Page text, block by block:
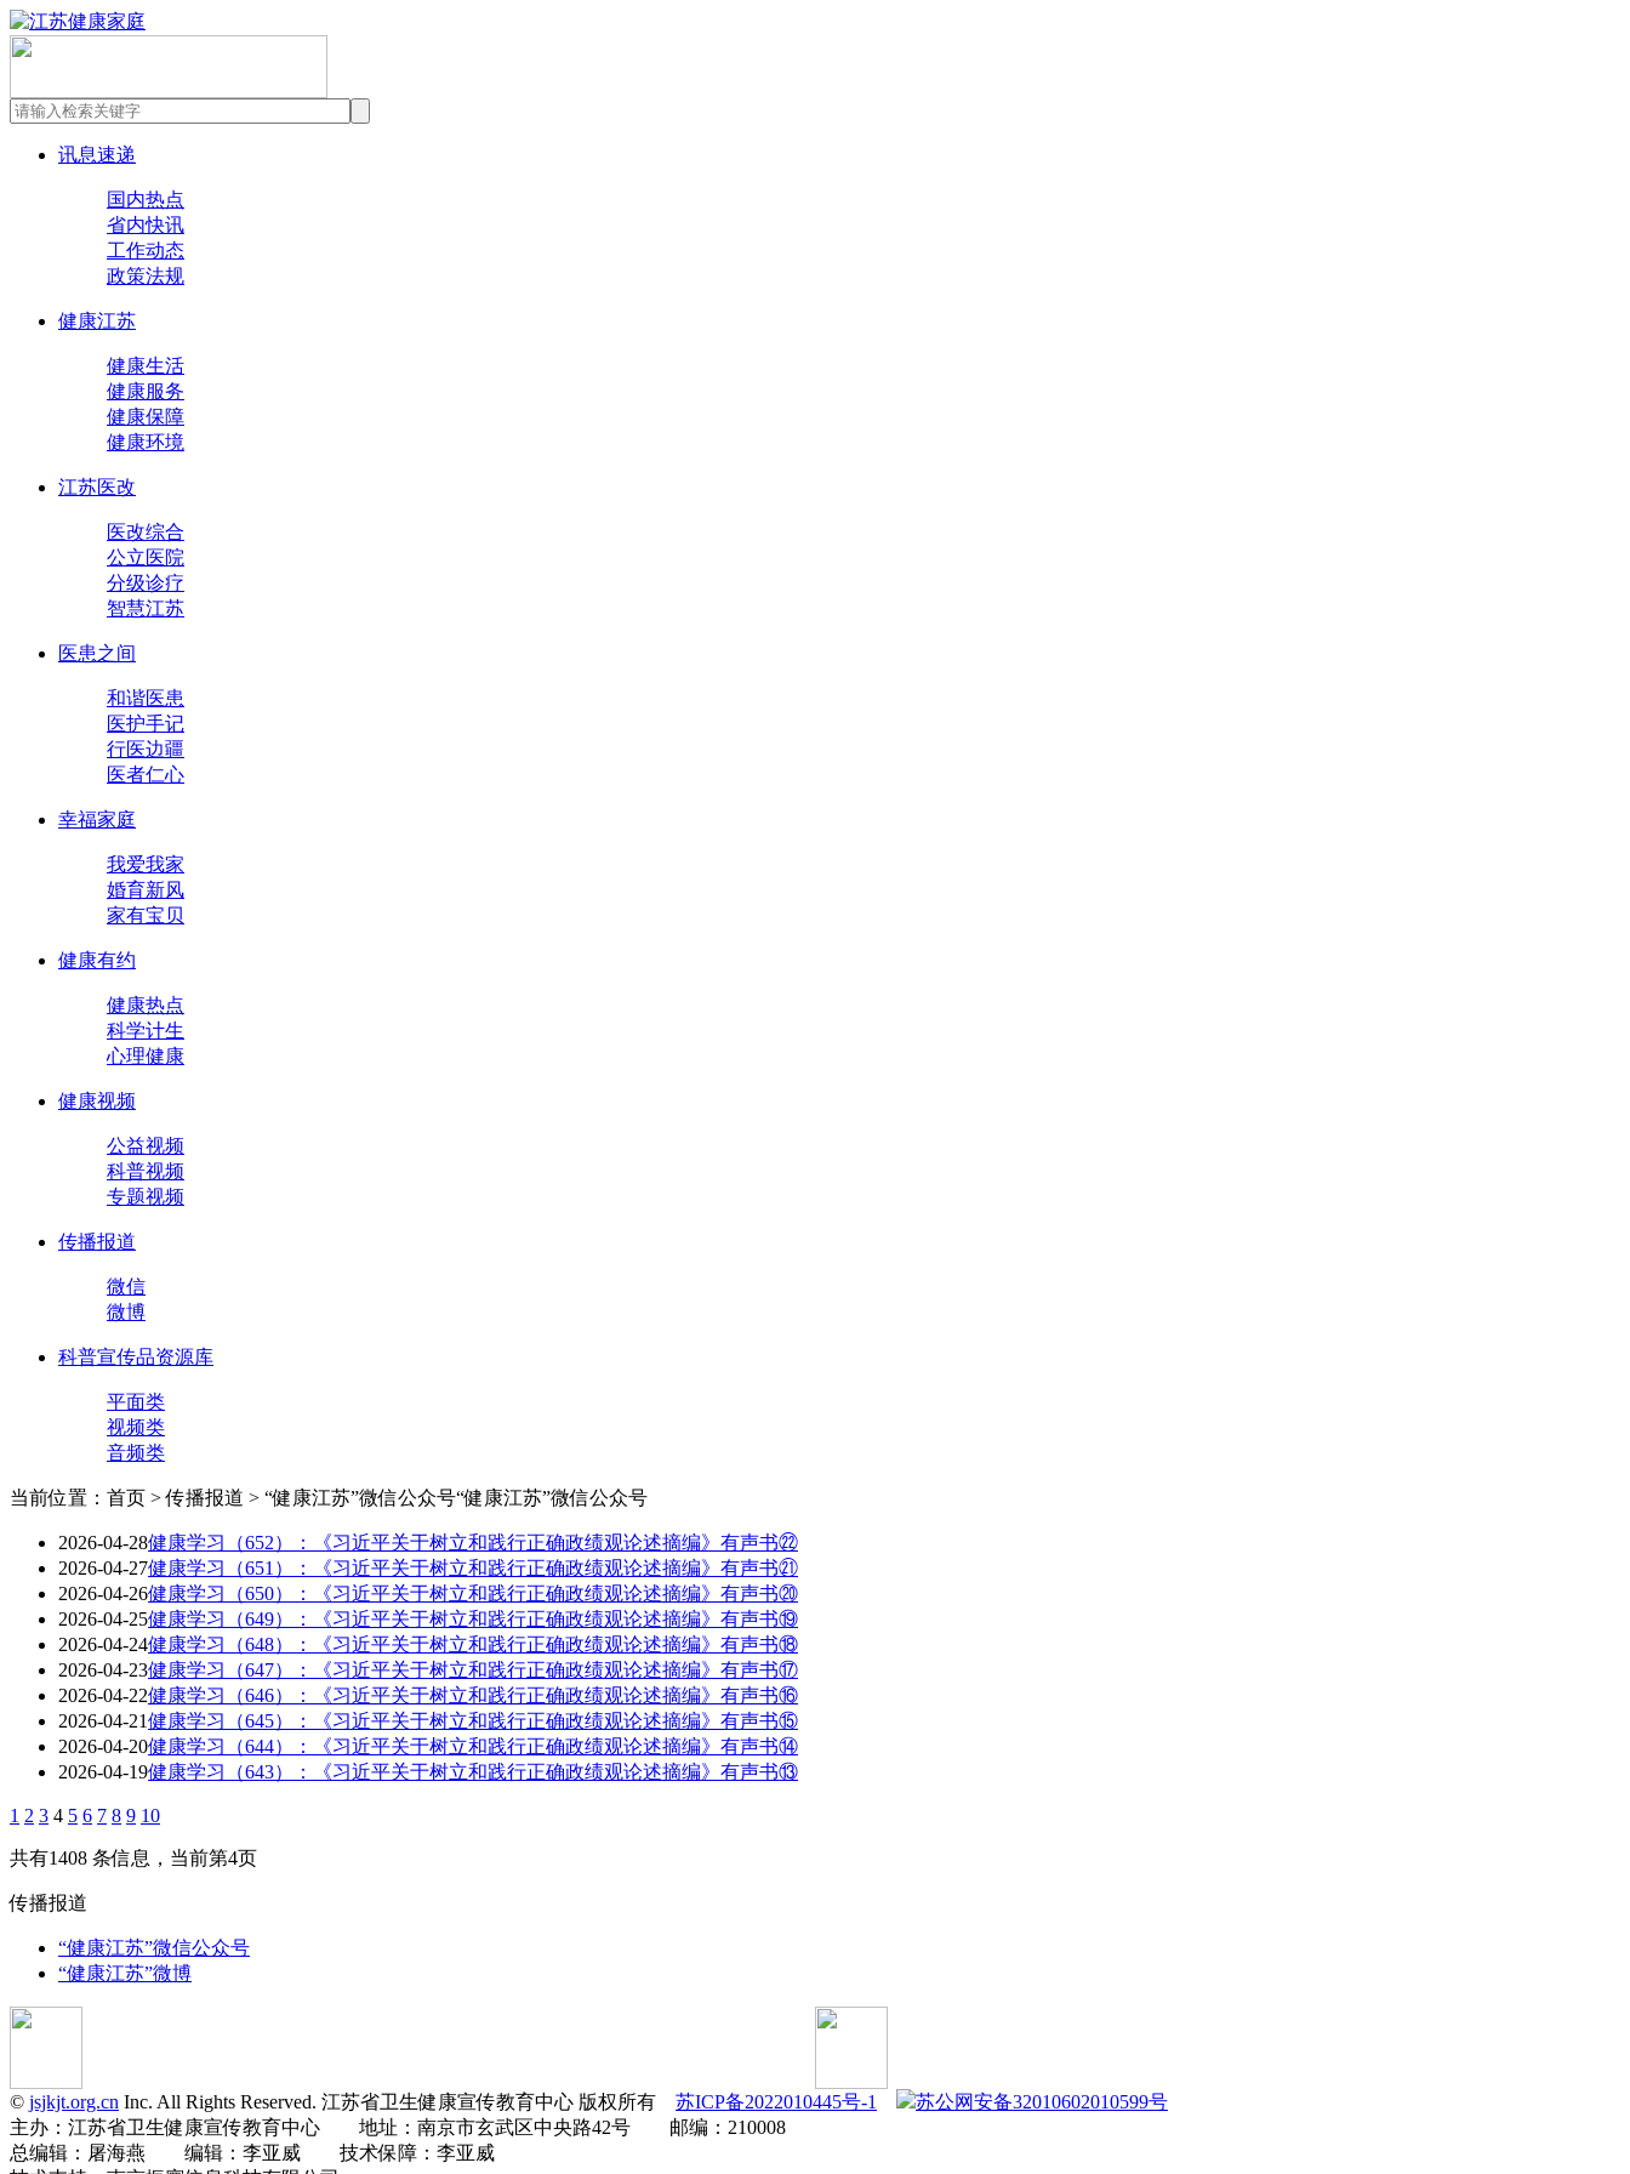
讯息速递
国内热点
省内快讯
工作动态
政策法规
健康江苏
健康生活
健康服务
健康保障
健康环境
江苏医改
医改综合
公立医院
分级诊疗
智慧江苏
医患之间
和谐医患
医护手记
行医边疆
医者仁心
幸福家庭
我爱我家
婚育新风
家有宝贝
健康有约
健康热点
科学计生
心理健康
健康视频
公益视频
科普视频
专题视频
传播报道
微信
微博
科普宣传品资源库
平面类
视频类
音频类
当前位置：首页 > 传播报道 > “健康江苏”微信公众号“健康江苏”微信公众号
2026-04-28健康学习（652）：《习近平关于树立和践行正确政绩观论述摘编》有声书㉒
2026-04-27健康学习（651）：《习近平关于树立和践行正确政绩观论述摘编》有声书㉑
2026-04-26健康学习（650）：《习近平关于树立和践行正确政绩观论述摘编》有声书⑳
2026-04-25健康学习（649）：《习近平关于树立和践行正确政绩观论述摘编》有声书⑲
2026-04-24健康学习（648）：《习近平关于树立和践行正确政绩观论述摘编》有声书⑱
2026-04-23健康学习（647）：《习近平关于树立和践行正确政绩观论述摘编》有声书⑰
2026-04-22健康学习（646）：《习近平关于树立和践行正确政绩观论述摘编》有声书⑯
2026-04-21健康学习（645）：《习近平关于树立和践行正确政绩观论述摘编》有声书⑮
2026-04-20健康学习（644）：《习近平关于树立和践行正确政绩观论述摘编》有声书⑭
2026-04-19健康学习（643）：《习近平关于树立和践行正确政绩观论述摘编》有声书⑬
1 2 3 4 5 6 7 8 9 10
共有1408 条信息，当前第4页
传播报道
“健康江苏”微信公众号
“健康江苏”微博
© jsjkjt.org.cn Inc. All Rights Reserved. 江苏省卫生健康宣传教育中心 版权所有 苏ICP备2022010445号-1
苏公网安备32010602010599号
主办：江苏省卫生健康宣传教育中心 地址：南京市玄武区中央路42号 邮编：210008
总编辑：屠海燕 编辑：李亚威 技术保障：李亚威